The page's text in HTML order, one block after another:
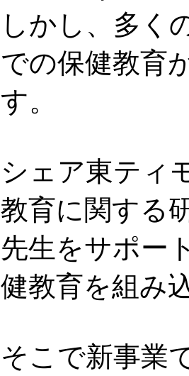
しかし、多く
での保健教育
す。
シェア東ティ
教育に関する
先生をサポー
健教育を組み
そこで新事業